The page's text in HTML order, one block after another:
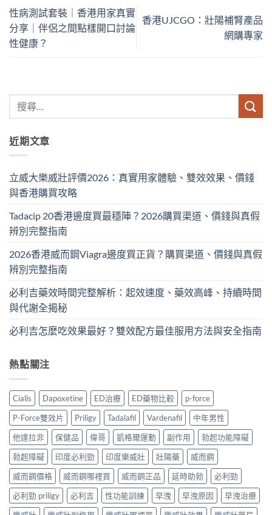
性病測試套裝｜香港用家真實
分享｜伴侶之間點樣開口討論
性健康？
香港UJCGO：壯陽補腎產品
網購專家
近期文章
立威大樂威壯評價2026：真實用家體驗、雙效效果、價錢
與香港購買攻略
Tadacip 20香港邊度買最穩陣？2026購買渠道、價錢與真假
辨別完整指南
2026香港威而鋼Viagra邊度買正貨？購買渠道、價錢與真假
辨別完整指南
必利吉藥效時間完整解析：起效速度、藥效高峰、持續時間
與代謝全揭秘
必利吉怎麼吃效果最好？雙效配方最佳服用方法與安全指南
熱點關注
Cialis Dapoxetine ED治療 ED藥物比較
p-force
P-Force雙效片
Priligy Tadalafil Vardenafil
中年男性
他達拉非
保健品 偉哥 凱格爾運動 副作用
勃起功能障礙
勃起障礙
印度必利勁 印度樂威壯 壯陽藥
威而鋼
威而鋼價格
威而鋼哪裡買 威而鋼正品 延時助勃
必利勁
必利勁 priligy
必利吉 性功能訓練 早洩 早洩原因
早洩治療